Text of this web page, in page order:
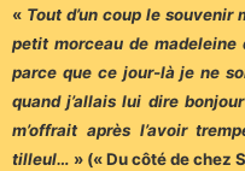
« Tout d’un coup le souvenir
petit morceau de madeleine
parce que ce jour-là je ne
quand j’allais lui dire
m’offrait après l’avoir
tilleul… » (« Du côté de chez